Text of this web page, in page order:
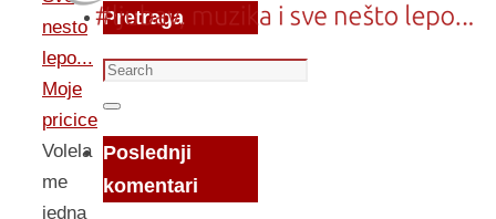
nesto
lepo...
Moje
pricice
Volela
me
jedna
Pretraga
Search
for:
Search
Poslednji
komentari